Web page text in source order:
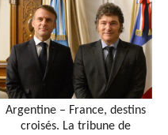
Argentine – France, destins
croisés. La tribune de